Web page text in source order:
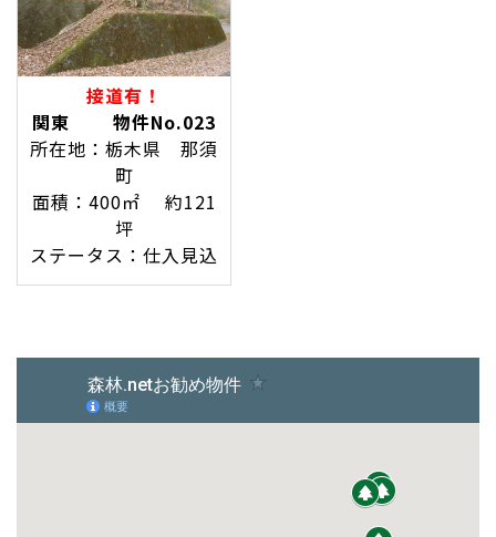
接道有！
関東 物件No.023
所在地：栃木県 那須
町
面積：400㎡ 約121
坪
ステータス：仕入見込